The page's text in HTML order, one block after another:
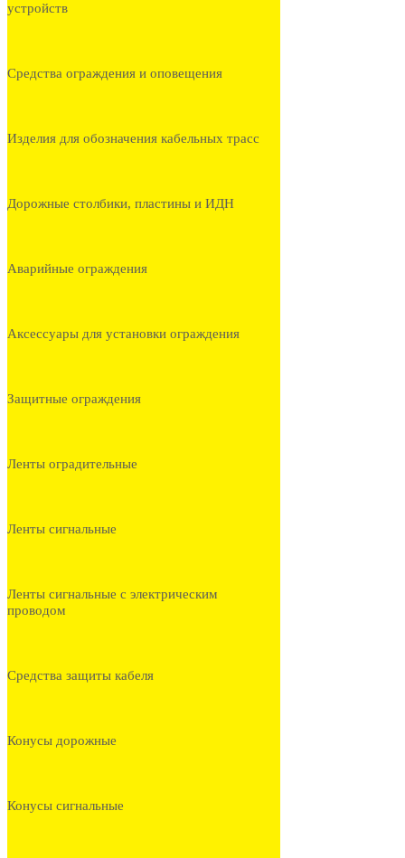
устройств
Средства ограждения и оповещения
Изделия для обозначения кабельных трасс
Дорожные столбики, пластины и ИДН
Аварийные ограждения
Аксессуары для установки ограждения
Защитные ограждения
Ленты оградительные
Ленты сигнальные
Ленты сигнальные с электрическим
проводом
Средства защиты кабеля
Конусы дорожные
Конусы сигнальные